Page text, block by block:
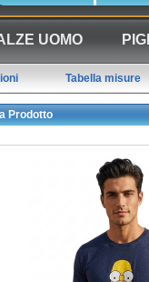
UOMO
Tabella misure
Prodotto